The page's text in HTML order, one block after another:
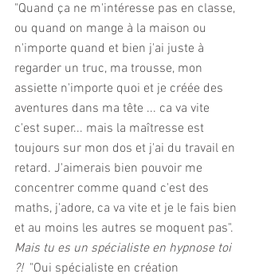
"Quand ça ne m'intéresse pas en classe,
ou quand on mange à la maison ou
n'importe quand et bien j'ai juste à
regarder un truc, ma trousse, mon
assiette n'importe quoi et je créée des
aventures dans ma tête ... ca va vite
c'est super... mais la maîtresse est
toujours sur mon dos et j'ai du travail en
retard. J'aimerais bien pouvoir me
concentrer comme quand c'est des
maths, j'adore, ca va vite et je le fais bien
et au moins les autres se moquent pas".
Mais tu es un spécialiste en hypnose toi
?! "Oui spécialiste en création